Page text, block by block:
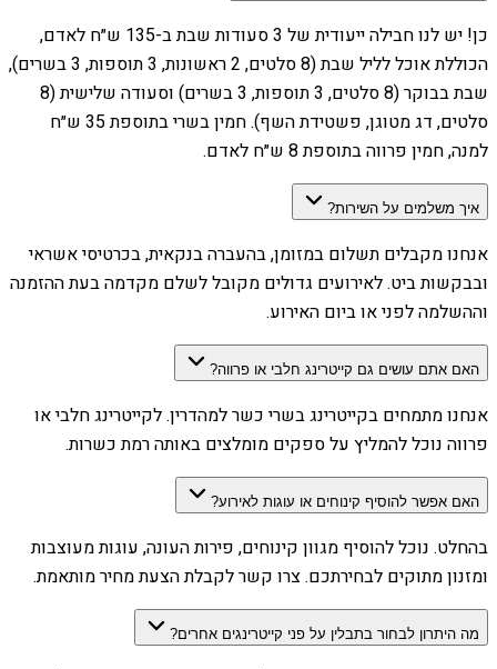
כן! יש לנו חבילה ייעודית של 3 סעודות שבת ב-135 ש״ח לאדם,
הכוללת אוכל לליל שבת (8 סלטים, 2 ראשונות, 3 תוספות, 3 בשרים),
שבת בבוקר (8 סלטים, 3 תוספות, 3 בשרים) וסעודה שלישית (8
סלטים, דג מטוגן, פשטידת השף). חמין בשרי בתוספת 35 ש״ח
למנה, חמין פרווה בתוספת 8 ש״ח לאדם.
איך משלמים על השירות?
אנחנו מקבלים תשלום במזומן, בהעברה בנקאית, בכרטיסי אשראי
ובבקשות ביט. לאירועים גדולים מקובל לשלם מקדמה בעת ההזמנה
וההשלמה לפני או ביום האירוע.
האם אתם עושים גם קייטרינג חלבי או פרווה?
אנחנו מתמחים בקייטרינג בשרי כשר למהדרין. לקייטרינג חלבי או
פרווה נוכל להמליץ על ספקים מומלצים באותה רמת כשרות.
האם אפשר להוסיף קינוחים או עוגות לאירוע?
בהחלט. נוכל להוסיף מגוון קינוחים, פירות העונה, עוגות מעוצבות
ומזנון מתוקים לבחירתכם. צרו קשר לקבלת הצעת מחיר מותאמת.
מה היתרון לבחור בתבלין על פני קייטרינגים אחרים?